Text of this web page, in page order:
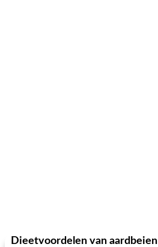
Dieetvoordelen van aardbeien